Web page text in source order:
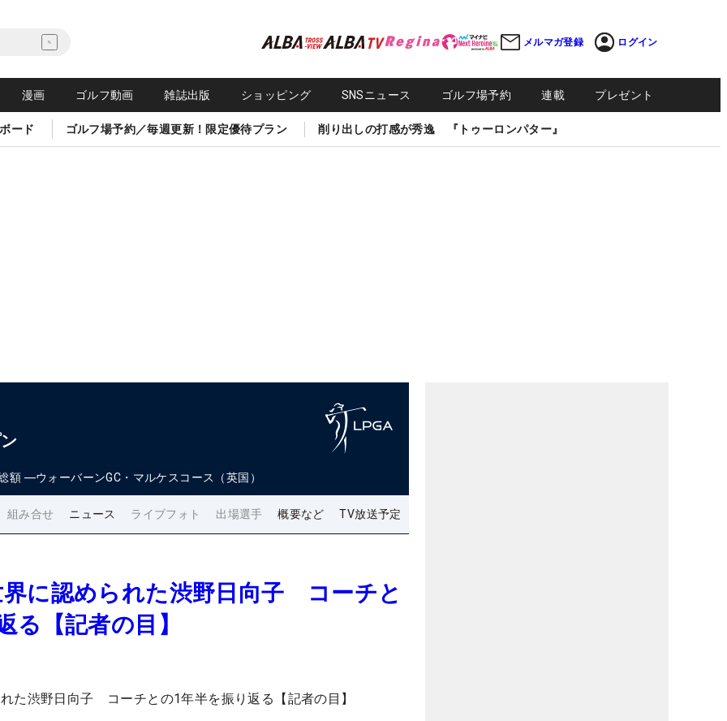
メルマガ登録 ログイン
漫画 ゴルフ動画 雑誌出版 ショッピング SNSニュース ゴルフ場予約 連載 プレゼント
ード ゴルフ場予約／毎週更新！限定優待プラン 削り出しの打感が秀逸 『トゥーロンパター』
額 ―ウォーバーンGC・マルケスコース（英国）
組み合せ ニュース ライブフォト 出場選手 概要など TV放送予定
に認められた渋野日向子 コーチと
る【記者の目】
た渋野日向子 コーチとの1年半を振り返る【記者の目】